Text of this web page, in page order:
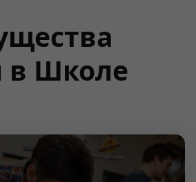
в Школе